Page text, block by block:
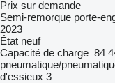
Prix sur demande
Semi-remorque porte-
2023
État neuf
Capacité de charge 84
pneumatique/
d'essieux 3